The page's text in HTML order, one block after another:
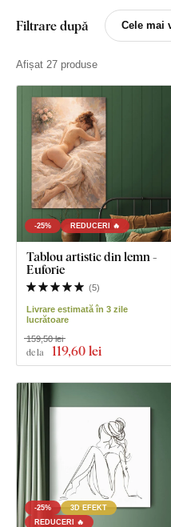
Filtrare după
Afișat 27 produse
-25% REDUCERI 🔥
Tablou artistic din lemn -
Euforie
(5)
Livrare estimată în 3 zile
lucrătoare
de la 119,60 lei
159,50 lei
-25%
3D EFEKT
REDUCERI 🔥